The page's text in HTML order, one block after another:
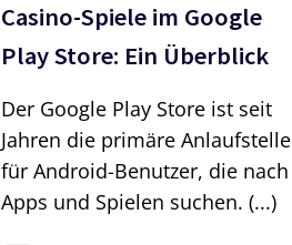
Casino-Spiele im Google
Play Store: Ein Überblick
Der Google Play Store ist seit
Jahren die primäre Anlaufstelle
für Android-Benutzer, die nach
Apps und Spielen suchen. (...)